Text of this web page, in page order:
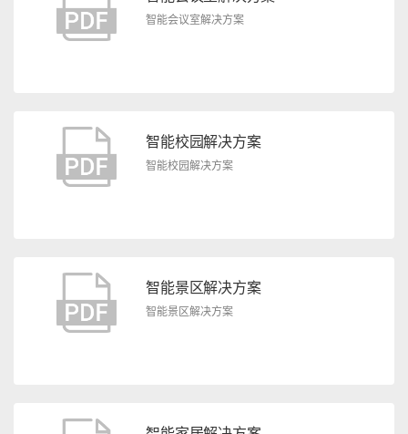
智能会议室解决方案
智能校园解决方案
智能校园解决方案
智能景区解决方案
智能景区解决方案